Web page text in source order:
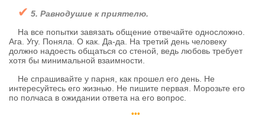
✔ 5. Равнодушие к приятелю.
На все попытки завязать общение отвечайте односложно.
Ага. Угу. Поняла. О как. Да-да. На третий день человеку
должно надоесть общаться со стеной, ведь любовь требует
хотя бы минимальной взаимности.
Не спрашивайте у парня, как прошел его день. Не
интересуйтесь его жизнью. Не пишите первая. Морозьте его
по полчаса в ожидании ответа на его вопрос.
•••